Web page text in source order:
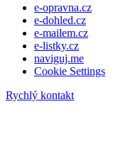
e-opravna.cz
e-dohled.cz
e-mailem.cz
e-listky.cz
naviguj.me
Cookie Settings
Rychlý kontakt